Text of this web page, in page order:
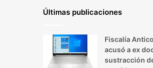
Últimas publicaciones
Fiscalía
acusó a ex
sustracción